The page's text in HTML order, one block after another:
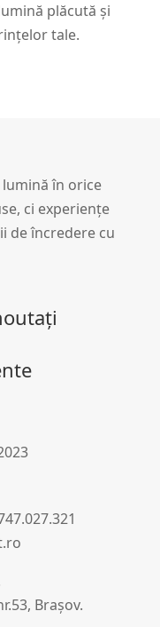
plăcută și
tale.
în orice
ci experiențe
de încredere cu
Brașov.